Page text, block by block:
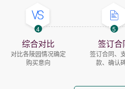
4
综合对比
对比各陵园情况确定
购买意向
5
签订合
签订合同、
款、确认